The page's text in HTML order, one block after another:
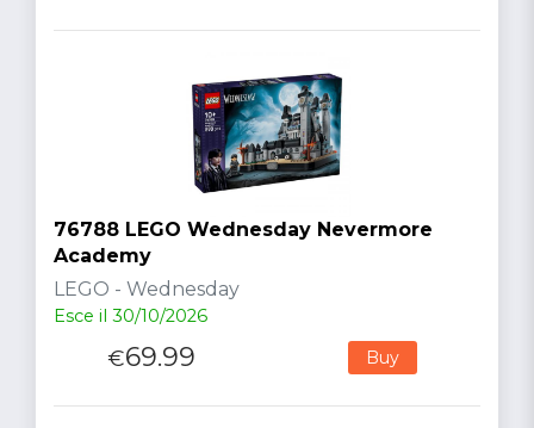
76788 LEGO Wednesday Nevermore
Academy
LEGO - Wednesday
Esce il 30/10/2026
€69.99 Buy